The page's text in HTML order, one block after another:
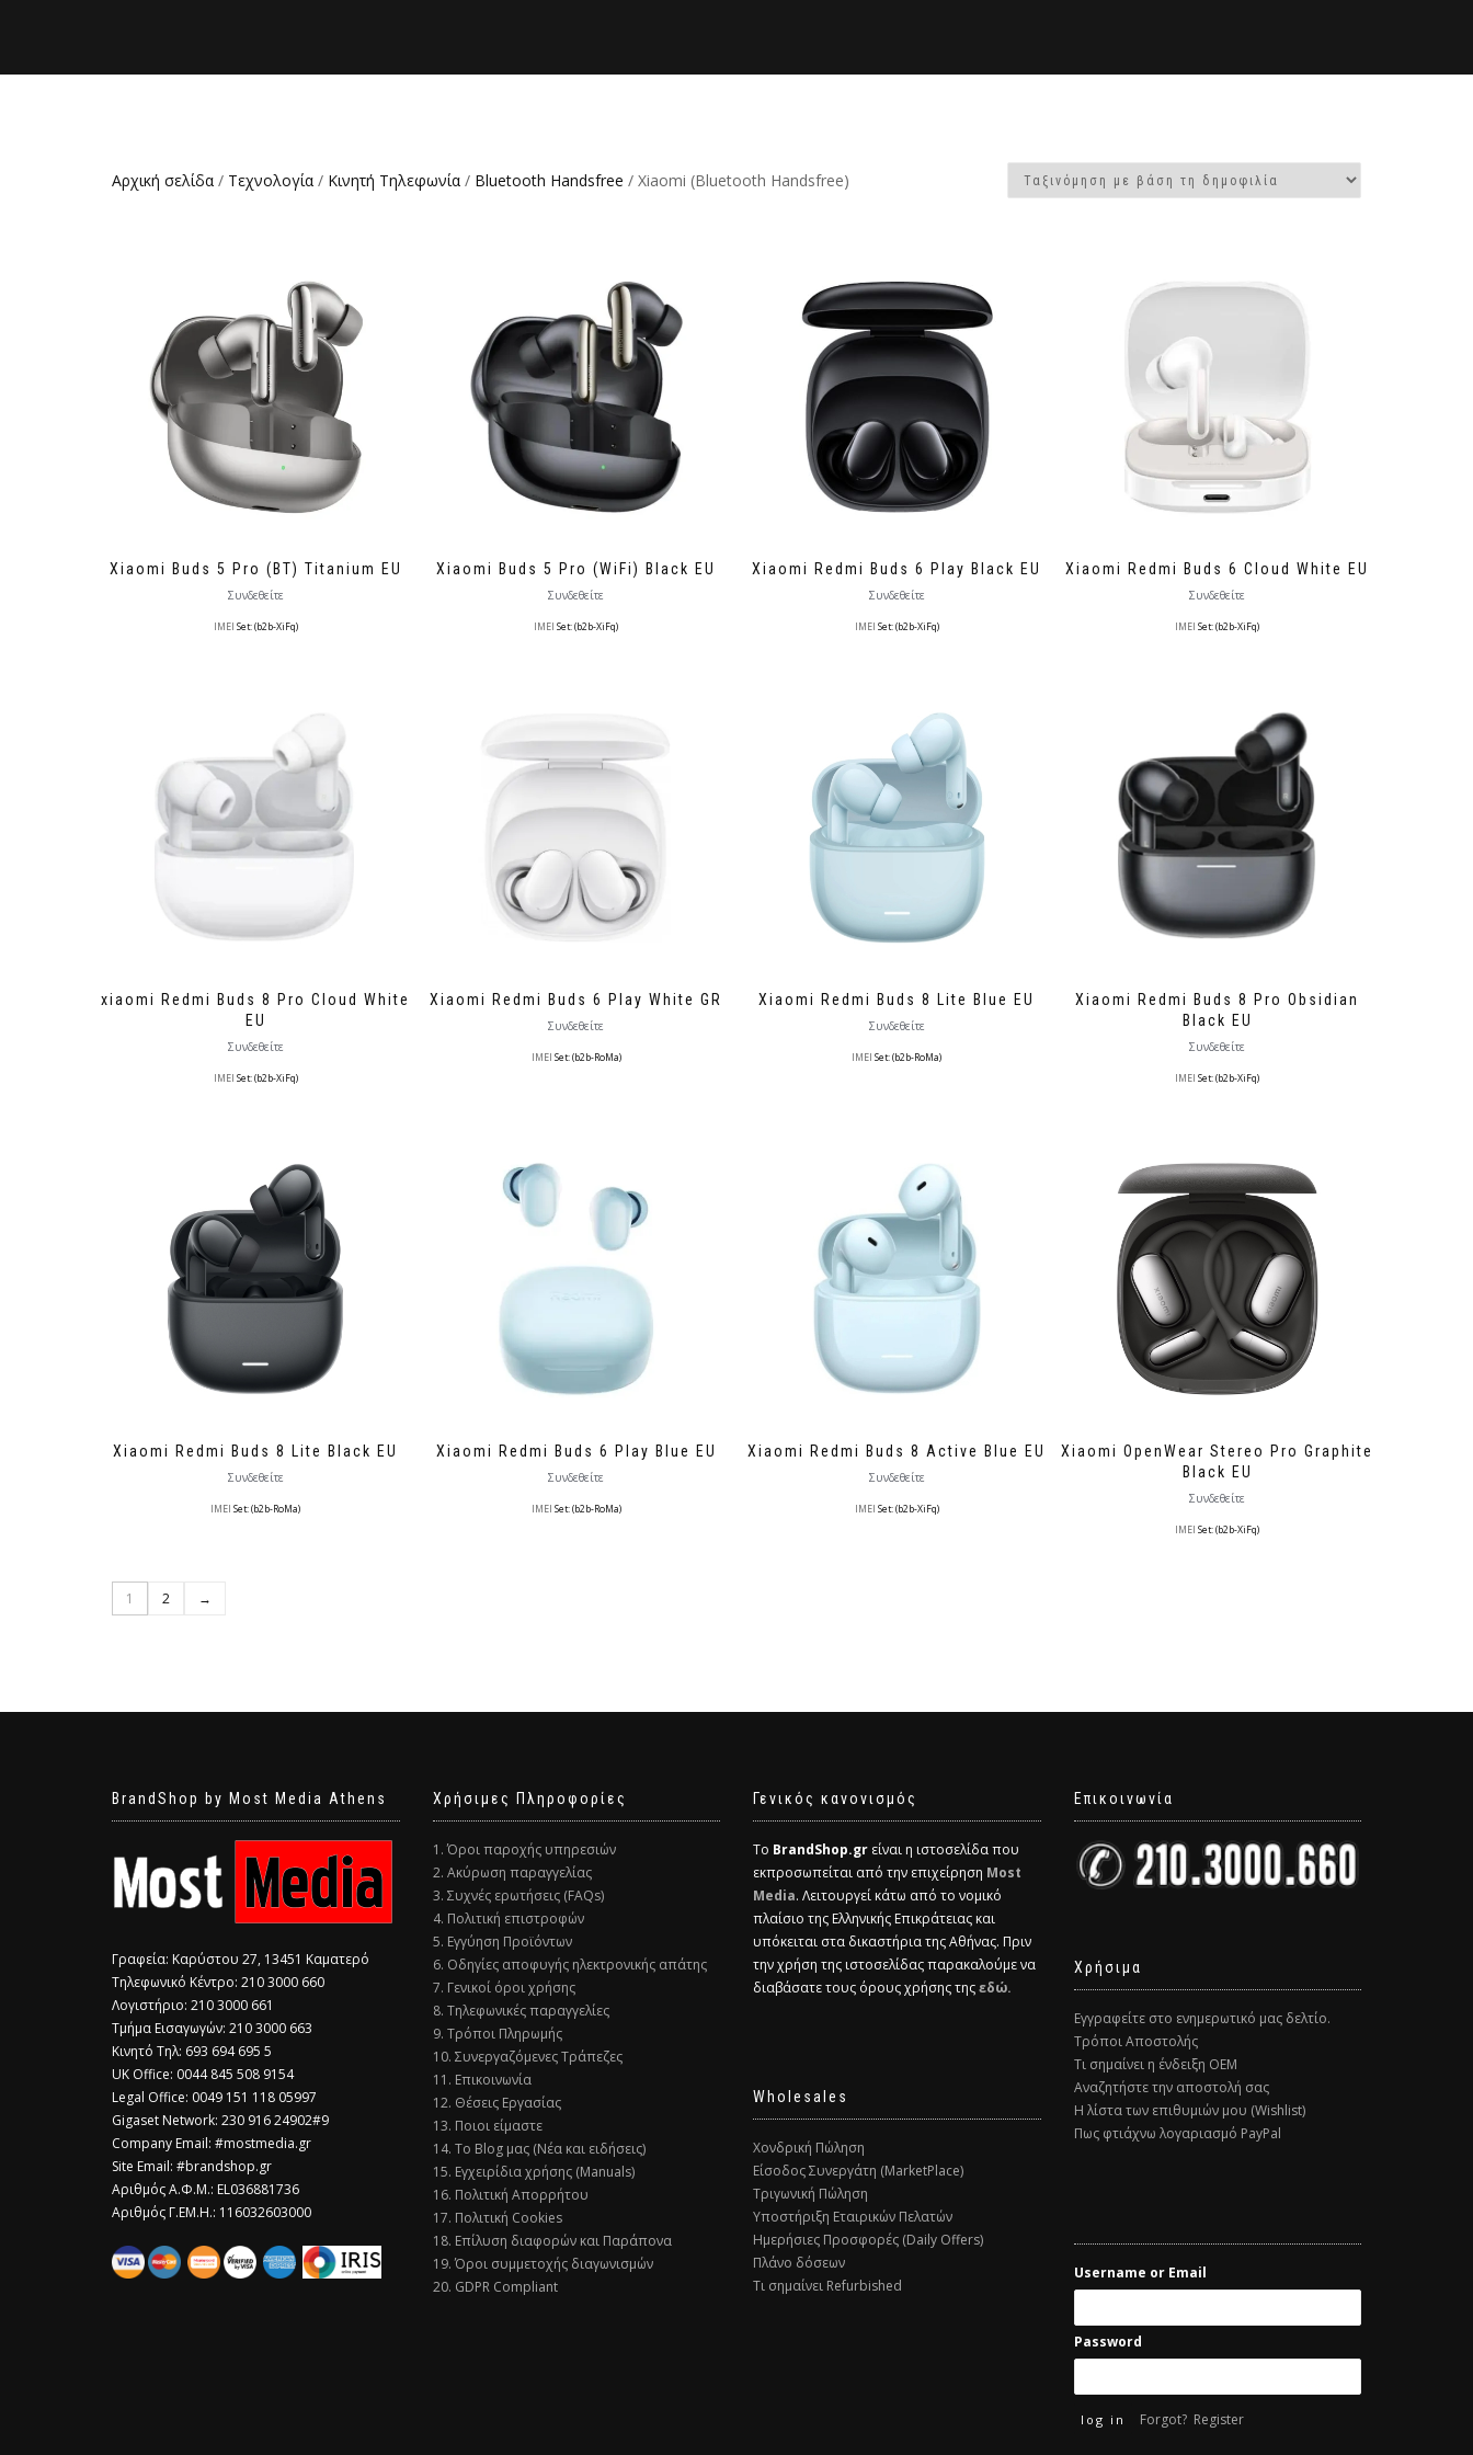
Αρχική σελίδα / Τεχνολογία / Κινητή Τηλεφωνία / Bluetooth Handsfree / Xiaomi (Bluetooth Handsfree)
Xiaomi Buds 5 Pro (BT) Titanium EU
Συνδεθείτε
IMEI Set: (b2b-XiFq)
Xiaomi Buds 5 Pro (WiFi) Black EU
Συνδεθείτε
IMEISet: (b2b-XiFq)
Xiaomi Redmi Buds 6 Play Black EU
Συνδεθείτε
IMEI Set: (b2b-XiFq)
Xiaomi Redmi Buds 6 Cloud White EU
Συνδεθείτε
IMEISet: (b2b-XiFq)
xiaomi Redmi Buds 8 Pro Cloud White
EU
Συνδεθείτε
IMEI Set: (b2b-XiFq)
Xiaomi Redmi Buds 6 Play White GR
Συνδεθείτε
IMEI Set: (b2b-RoMa)
Xiaomi Redmi Buds 8 Lite Blue EU
Συνδεθείτε
IMEISet: (b2b-RoMa)
Xiaomi Redmi Buds 8 Pro Obsidian
Black EU
Συνδεθείτε
IMEISet: (b2b-XiFq)
Xiaomi Redmi Buds 8 Lite Black EU
Συνδεθείτε
IMEISet: (b2b-RoMa)
Xiaomi Redmi Buds 6 Play Blue EU
Συνδεθείτε
IMEI Set: (b2b-RoMa)
Xiaomi Redmi Buds 8 Active Blue EU
Συνδεθείτε
IMEI Set: (b2b-XiFq)
Xiaomi OpenWear Stereo Pro Graphite
Black EU
Συνδεθείτε
IMEISet: (b2b-XiFq)
1 2 →
BrandShop by Most Media Athens
Γραφεία: Καρύστου 27, 13451 Καματερό
Τηλεφωνικό Κέντρο: 210 3000 660
Λογιστήριο: 210 3000 661
Τμήμα Εισαγωγών: 210 3000 663
Κινητό Τηλ: 693 694 695 5
​UK Office: 0044 845 508 9154
Legal Office: 0049 151 118 05997
Gigaset Network: 230 916 24902#9
Company Email: #mostmedia.gr
Site Email: #brandshop.gr
Αριθμός Α.Φ.Μ.: EL036881736
Αριθμός Γ.ΕΜ.Η.: 116032603000
Χρήσιμες Πληροφορίες
1. Όροι παροχής υπηρεσιών
2. Ακύρωση παραγγελίας
3. Συχνές ερωτήσεις (FAQs)
4. Πολιτική επιστροφών
5. Εγγύηση Προϊόντων
6. Οδηγίες αποφυγής ηλεκτρονικής απάτης
7. Γενικοί όροι χρήσης
8. Τηλεφωνικές παραγγελίες
9. Τρόποι Πληρωμής
10. Συνεργαζόμενες Τράπεζες
11. Επικοινωνία
12. Θέσεις Εργασίας
13. Ποιοι είμαστε
14. Το Blog μας (Νέα και ειδήσεις)
15. Εγχειρίδια χρήσης (Manuals)
16. Πολιτική Απορρήτου
17. Πολιτική Cookies
18. Επίλυση διαφορών και Παράπονα
19. Όροι συμμετοχής διαγωνισμών
20. GDPR Compliant
Γενικός κανονισμός
Το BrandShop.gr είναι η ιστοσελίδα που
εκπροσωπείται από την επιχείρηση Most
Media. Λειτουργεί κάτω από το νομικό
πλαίσιο της Ελληνικής Επικράτειας και
υπόκειται στα δικαστήρια της Αθήνας. Πριν
την χρήση της ιστοσελίδας παρακαλούμε να
διαβάσατε τους όρους χρήσης τηςεδώ.
Wholesales
Χονδρική Πώληση
Είσοδος Συνεργάτη (MarketPlace)
Τριγωνική Πώληση
Υποστήριξη Εταιρικών Πελατών
Ημερήσιες Προσφορές (Daily Offers)
Πλάνο δόσεων
Τι σημαίνει Refurbished
Επικοινωνία
Χρήσιμα
Εγγραφείτε στο ενημερωτικό μας δελτίο.
Τρόποι Αποστολής
Τι σημαίνει η ένδειξη ΟΕΜ
Αναζητήστε την αποστολή σας
Η λίστα των επιθυμιών μου (Wishlist)
Πως φτιάχνω λογαριασμό PayPal
Username or Email
Password
Forgot? Register